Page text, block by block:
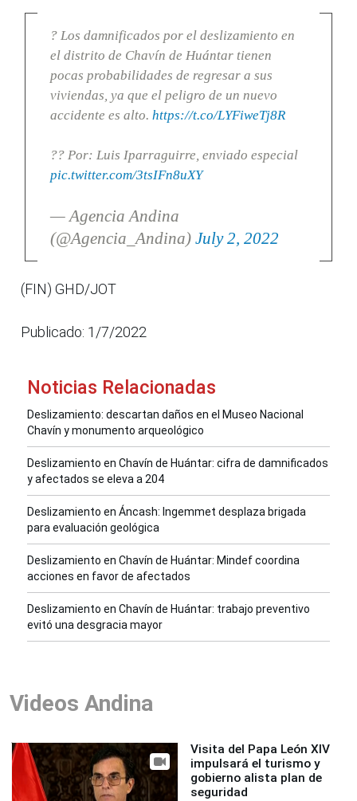
? Los damnificados por el deslizamiento en
el distrito de Chavín de Huántar tienen
pocas probabilidades de regresar a sus
viviendas, ya que el peligro de un nuevo
accidente es alto. https://t.co/LYFiweTj8R
?? Por: Luis Iparraguirre, enviado especial
pic.twitter.com/3tsIFn8uXY
— Agencia Andina
(@Agencia_Andina) July 2, 2022
(FIN) GHD/JOT
Publicado: 1/7/2022
Noticias Relacionadas
Deslizamiento: descartan daños en el Museo Nacional
Chavín y monumento arqueológico
Deslizamiento en Chavín de Huántar: cifra de damnificados
y afectados se eleva a 204
Deslizamiento en Áncash: Ingemmet desplaza brigada
para evaluación geológica
Deslizamiento en Chavín de Huántar: Mindef coordina
acciones en favor de afectados
Deslizamiento en Chavín de Huántar: trabajo preventivo
evitó una desgracia mayor
Videos Andina
Visita del Papa León XIV
impulsará el turismo y
gobierno alista plan de
seguridad